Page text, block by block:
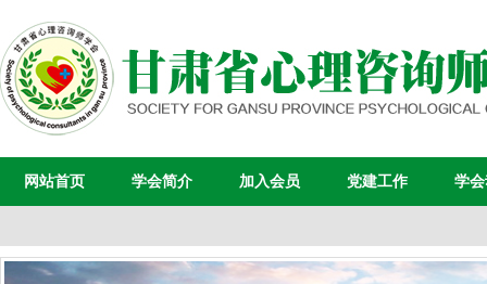
网站首页 学会简介 加入会员 党建工作 学